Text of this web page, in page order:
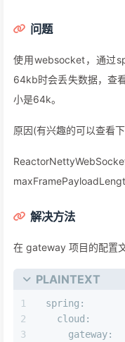
问题
使用websocket，通过
64kb时会丢失数据，查
小是64k。
原因(有兴趣的可以查看下
解决方法
在 gateway 项目的配置
PLAINTEXT
spring:
  cloud:
    gateway: